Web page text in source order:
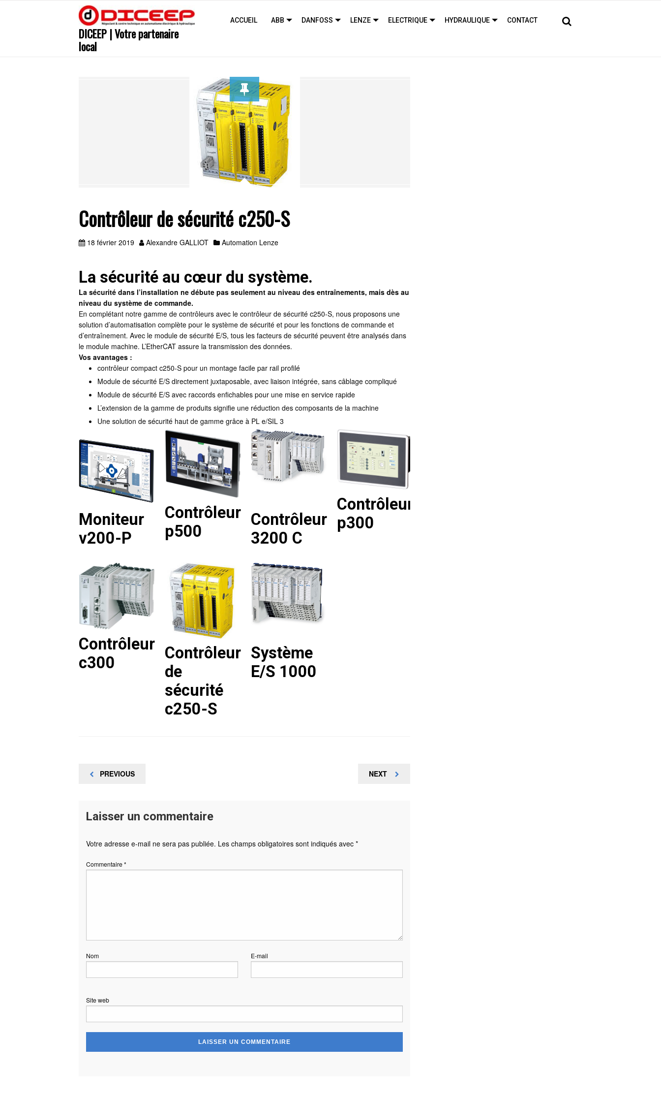
DICEEP | Votre partenaire
local
ACCUEIL ABB DANFOSS LENZE ELECTRIQUE HYDRAULIQUE CONTACT
Contrôleur de sécurité c250-S
18 février 2019 Alexandre GALLIOT Automation Lenze
La sécurité au cœur du système.
La sécurité dans l’installation ne débute pas seulement au niveau des entraînements, mais dès au
niveau du système de commande.
En complétant notre gamme de contrôleurs avec le contrôleur de sécurité c250-S, nous proposons une
solution d’automatisation complète pour le système de sécurité et pour les fonctions de commande et
d’entraînement. Avec le module de sécurité E/S, tous les facteurs de sécurité peuvent être analysés dans
le module machine. L’EtherCAT assure la transmission des données.
Vos avantages :
contrôleur compact c250-S pour un montage facile par rail profilé
Module de sécurité E/S directement juxtaposable, avec liaison intégrée, sans câblage compliqué
Module de sécurité E/S avec raccords enfichables pour une mise en service rapide
L’extension de la gamme de produits signifie une réduction des composants de la machine
Une solution de sécurité haut de gamme grâce à PL e/SIL 3
Moniteur
v200-P
Contrôleur
p500
Contrôleur
3200 C
Contrôleur
p300
Contrôleur
c300
Contrôleur
de
sécurité
c250-S
Système
E/S 1000
Navigation
l’article
PREVIOUS
PREVIOUS
NEXT
NEXT
Laisser un commentaire
Votre adresse e-mail ne sera pas publiée. Les champs obligatoires sont indiqués avec*
Commentaire*
Nom E-mail
Site web